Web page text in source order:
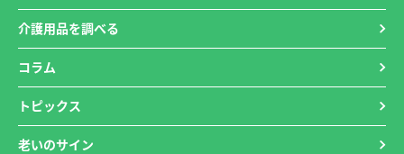
介護用品を調べる
コラム
トピックス
老いのサイン